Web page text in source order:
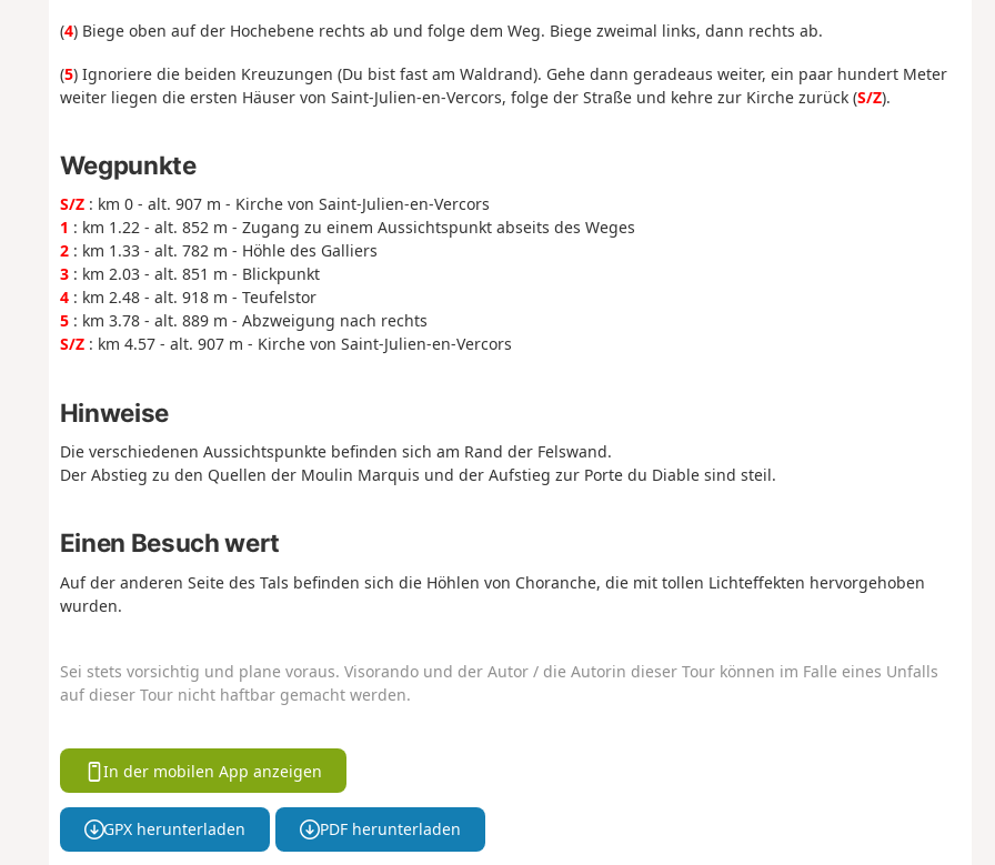
(4) Biege oben auf der Hochebene rechts ab und folge dem Weg. Biege zweimal links, dann rechts ab.
(5) Ignoriere die beiden Kreuzungen (Du bist fast am Waldrand). Gehe dann geradeaus weiter, ein paar hundert Meter
weiter liegen die ersten Häuser von Saint-Julien-en-Vercors, folge der Straße und kehre zur Kirche zurück (S/Z).
Wegpunkte
S/Z: km 0 - alt. 907 m - Kirche von Saint-Julien-en-Vercors
1 : km 1.22 - alt. 852 m - Zugang zu einem Aussichtspunkt abseits des Weges
2: km 1.33 - alt. 782 m - Höhle des Galliers
3: km 2.03 - alt. 851 m - Blickpunkt
4: km 2.48 - alt. 918 m - Teufelstor
5: km 3.78 - alt. 889 m - Abzweigung nach rechts
S/Z: km 4.57 - alt. 907 m - Kirche von Saint-Julien-en-Vercors
Hinweise
Die verschiedenen Aussichtspunkte befinden sich am Rand der Felswand.
Der Abstieg zu den Quellen der Moulin Marquis und der Aufstieg zur Porte du Diable sind steil.
Einen Besuch wert
Auf der anderen Seite des Tals befinden sich die Höhlen von Choranche, die mit tollen Lichteffekten hervorgehoben
wurden.
Sei stets vorsichtig und plane voraus. Visorando und der Autor / die Autorin dieser Tour können im Falle eines Unfalls
auf dieser Tour nicht haftbar gemacht werden.
In der mobilen App anzeigen
GPX herunterladen PDF herunterladen